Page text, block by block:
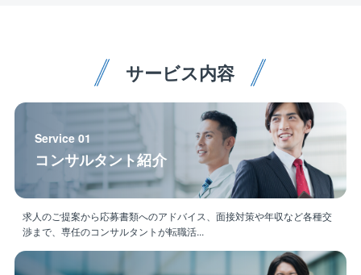
サービス内容
Service 01
コンサルタント紹介
求人のご提案から応募書類へのアドバイス、面接対策や年収など各種交
渉まで、専任のコンサルタントが転職活...